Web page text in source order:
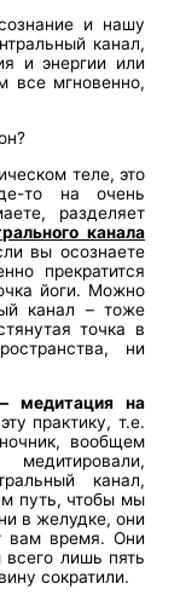
и нашу
канал,
и энергии или
все мгновенно,
теле, это
то на очень
разделяет
канала
вы осознаете
прекратится
йоги. Можно
канал – тоже
точка в
ни
медитация на
практику, т.е.
вообщем
канал,
путь, чтобы мы
в желудке, они
вам время. Они
лишь пять
сократили.